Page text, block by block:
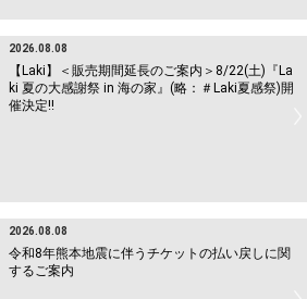
2026.08.08
【Laki】＜販売期間延長のご案内＞8/22(土)『La
ki 夏の大感謝祭 in 海の家』(略：＃Laki夏感祭)開
催決定!!
2026.08.08
令和8年熊本地震に伴うチケットの払い戻しに関
するご案内